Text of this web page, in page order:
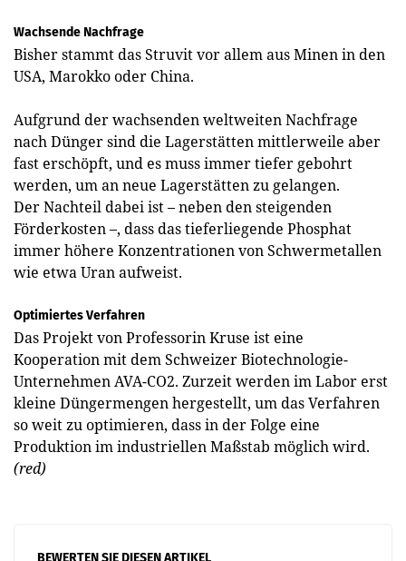
Wachsende Nachfrage
Bisher stammt das Struvit vor allem aus Minen in den
USA, Marokko oder China.
Aufgrund der wachsenden weltweiten Nachfrage
nach Dünger sind die Lagerstätten mittlerweile aber
fast erschöpft, und es muss immer tiefer gebohrt
werden, um an neue Lagerstätten zu gelangen.
Der Nachteil dabei ist – neben den steigenden
Förderkosten –, dass das tieferliegende Phosphat
immer höhere Konzentrationen von Schwermetallen
wie etwa Uran aufweist.
Optimiertes Verfahren
Das Projekt von Professorin Kruse ist eine
Kooperation mit dem Schweizer Biotechnologie-
Unternehmen AVA-CO2. Zurzeit werden im Labor erst
kleine Düngermengen hergestellt, um das Verfahren
so weit zu optimieren, dass in der Folge eine
Produktion im industriellen Maßstab möglich wird.
(red)
BEWERTEN SIE DIESEN ARTIKEL